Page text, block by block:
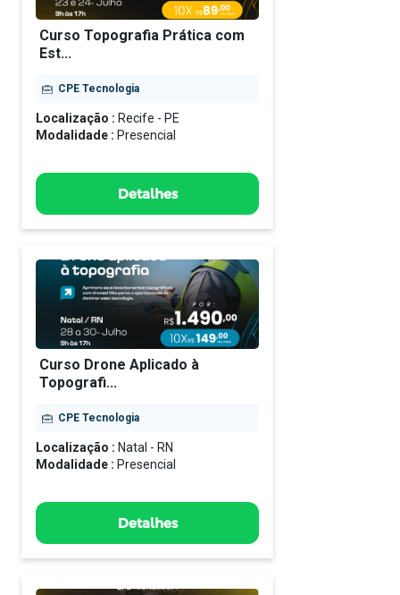
Curso Topografia Prática com
Est...
CPE Tecnologia
Localização : Recife - PE
Modalidade : Presencial
Detalhes
Curso Drone Aplicado à
Topografi...
CPE Tecnologia
Localização : Natal - RN
Modalidade : Presencial
Detalhes